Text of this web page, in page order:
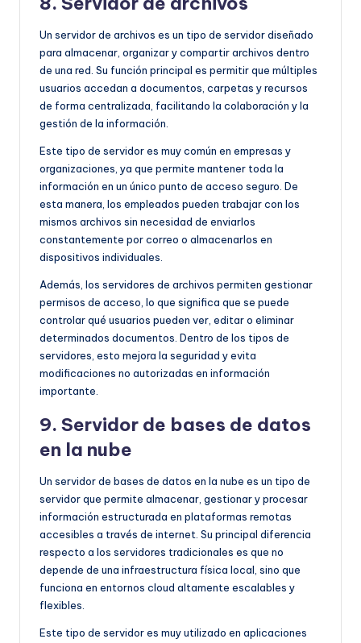
Un servidor de archivos es un tipo de servidor diseñado
para almacenar, organizar y compartir archivos dentro
de una red. Su función principal es permitir que múltiples
usuarios accedan a documentos, carpetas y recursos
de forma centralizada, facilitando la colaboración y la
gestión de la información.
Este tipo de servidor es muy común en empresas y
organizaciones, ya que permite mantener toda la
información en un único punto de acceso seguro. De
esta manera, los empleados pueden trabajar con los
mismos archivos sin necesidad de enviarlos
constantemente por correo o almacenarlos en
dispositivos individuales.
Además, los servidores de archivos permiten gestionar
permisos de acceso, lo que significa que se puede
controlar qué usuarios pueden ver, editar o eliminar
determinados documentos. Dentro de los tipos de
servidores, esto mejora la seguridad y evita
modificaciones no autorizadas en información
importante.
9. Servidor de bases de datos
en la nube
Un servidor de bases de datos en la nube es un tipo de
servidor que permite almacenar, gestionar y procesar
información estructurada en plataformas remotas
accesibles a través de internet. Su principal diferencia
respecto a los servidores tradicionales es que no
depende de una infraestructura física local, sino que
funciona en entornos cloud altamente escalables y
flexibles.
Este tipo de servidor es muy utilizado en aplicaciones